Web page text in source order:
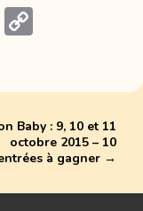
W
Li
n
k
Baby : 9, 10 et 11
octobre 2015 – 10
à gagner →